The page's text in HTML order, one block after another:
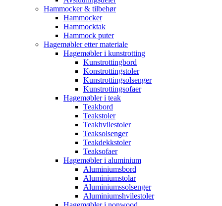
Hammocker & tilbehør
Hammocker
Hammocktak
Hammock puter
Hagemøbler etter materiale
Hagemøbler i kunstrotting
Kunstrottingbord
Konstrottingstoler
Kunstrottingsolsenger
Kunstrottingsofaer
Hagemøbler i teak
Teakbord
Teakstoler
Teakhvilestoler
Teaksolsenger
Teakdekkstoler
Teaksofaer
Hagemøbler i aluminium
Aluminiumsbord
Aluminiumstolar
Aluminiumssolsenger
Aluminiumshvilestoler